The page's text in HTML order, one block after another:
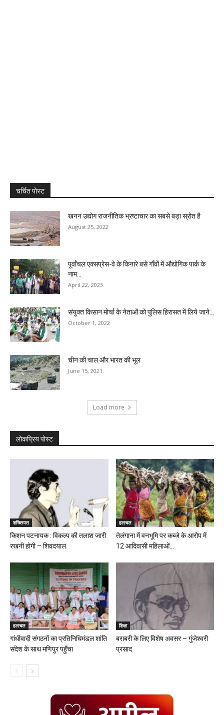
चर्चित पोस्ट
खनन उद्योग राजनीतिक भ्रष्टाचार का सबसे बड़ा स्रोत है
August 25, 2022
पूर्वांचल एक्सप्रेस-वे के किनारे बसे गाँवों में औद्योगिक पार्क के
नाम...
April 22, 2023
संयुक्त किसान मोर्चा के नेताओं को पुलिस हिरासत में लिये जाने...
October 1, 2022
चीन की चाल और भारत की भूल
June 15, 2021
Load more
लोकप्रिय पोस्ट
शख्सियत
किशन पटनायक : विकल्प की तलाश जारी
रखनी होगी – शिवदयाल
हलचल
तेलंगाना में वनभूमि पर कब्जे के आरोप में
12 आदिवासी महिलाओं...
हलचल
गांधीवादी संगठनों का प्रतिनिधिमंडल शांति
संदेश के साथ मणिपुर पहुॅंचा
शिक्षा
बराबरी के लिए विशेष अवसर – गुंजेश्वरी
प्रसाद